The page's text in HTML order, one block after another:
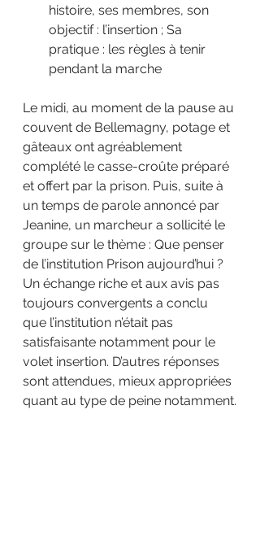
histoire, ses membres, son
objectif : l’insertion ; Sa
pratique : les règles à tenir
pendant la marche
Le midi, au moment de la pause au
couvent de Bellemagny, potage et
gâteaux ont agréablement
complété le casse-croûte préparé
et offert par la prison. Puis, suite à
un temps de parole annoncé par
Jeanine, un marcheur a sollicité le
groupe sur le thème : Que penser
de l’institution Prison aujourd’hui ?
Un échange riche et aux avis pas
toujours convergents a conclu
que l’institution n’était pas
satisfaisante notamment pour le
volet insertion. D’autres réponses
sont attendues, mieux appropriées
quant au type de peine notamment.